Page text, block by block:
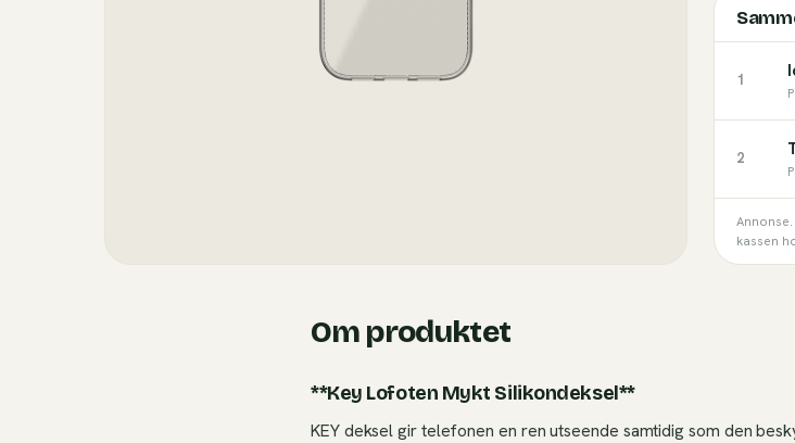
1
2
kassen
Om produktet
**Key Lofoten Mykt Silikondeksel**
KEY deksel gir telefonen en ren utseende samtidig som den